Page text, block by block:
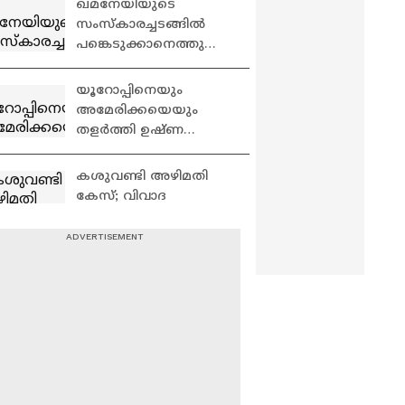
ഇന്ത്യയും
ഖമനേയിയുടെ
സംസ്‌കാരച്ചടങ്ങിൽ
പങ്കെടുക്കാനെത്തുമെ
ഒരു കോടിയിലേറെ
യൂറോപ്പിനെയും
അമേരിക്കയെയും
തളർത്തി ഉഷ്ണ
കശുവണ്ടി അഴിമതി
കേസ്; വിവാദ
അന്വേഷണം